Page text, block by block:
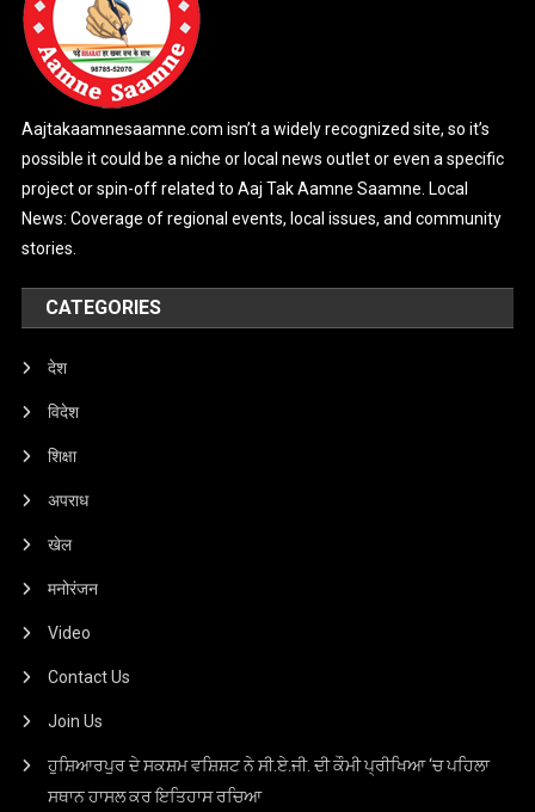
Aajtakaamnesaamne.com isn’t a widely recognized site, so it’s
possible it could be a niche or local news outlet or even a specific
project or spin-off related to Aaj Tak Aamne Saamne. Local
News: Coverage of regional events, local issues, and community
stories.
CATEGORIES
देश
विदेश
शिक्षा
अपराध
खेल
मनोरंजन
Video
Contact Us
Join Us
ਹੁਸ਼ਿਆਰਪੁਰ ਦੇ ਸਕਸ਼ਮ ਵਸ਼ਿਸ਼ਟ ਨੇ ਸੀ.ਏ.ਜੀ. ਦੀ ਕੌਮੀ ਪ੍ਰੀਖਿਆ ‘ਚ ਪਹਿਲਾ
ਸਥਾਨ ਹਾਸਲ ਕਰ ਇਤਿਹਾਸ ਰਚਿਆ